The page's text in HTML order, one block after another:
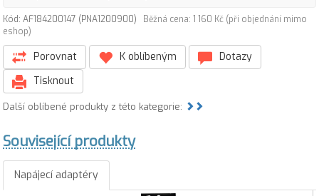
Kód: AF184200147 (PNA1200900)
Běžná cena: 1 160 Kč (při objednání mimo
eshop)
Porovnat K oblíbeným
Dotazy
Tisknout
Další oblíbené produkty z této kategorie:
Související produkty
Napájecí adaptéry